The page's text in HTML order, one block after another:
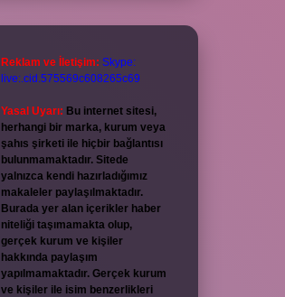
Reklam ve İletişim: Skype:
live:.cid.575569c608265c69
Yasal Uyarı: Bu internet sitesi,
herhangi bir marka, kurum veya
şahıs şirketi ile hiçbir bağlantısı
bulunmamaktadır. Sitede
yalnızca kendi hazırladığımız
makaleler paylaşılmaktadır.
Burada yer alan içerikler haber
niteliği taşımamakta olup,
gerçek kurum ve kişiler
hakkında paylaşım
yapılmamaktadır. Gerçek kurum
ve kişiler ile isim benzerlikleri